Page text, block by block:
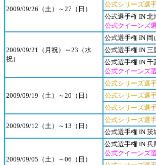
2009/09/26（土）～27（日）
公式シリーズ選
公式選手権 IN 北
公式クイーンズ
2009/09/21（月祝）～23（水
祝）
公式選手権 IN 岡
公式選手権 IN 三
公式選手権 IN 千
公式クイーンズ
2009/09/19（土）～20（日）
公式シリーズ選
公式シリーズ選
公式シリーズ選
2009/09/12（土）～13（日）
公式シリーズ選
公式選手権 IN 茨
2009/09/05（土）～06（日）
公式選手権 IN 兵
公式クイーンズ